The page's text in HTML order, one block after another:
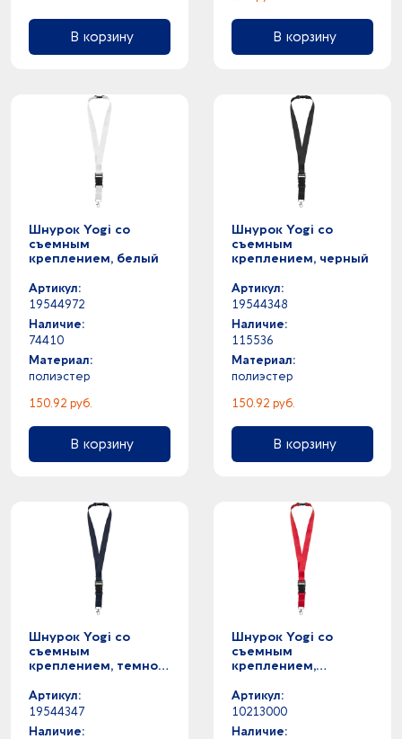
черный - 20
В корзину В корзину
Шнурок Yogi со
съемным
креплением, белый
Артикул:
19544972
Наличие:
74410
Материал:
полиэстер
150.92 руб.
В корзину
Шнурок Yogi со
съемным
креплением, черный
Артикул:
19544348
Наличие:
115536
Материал:
полиэстер
150.92 руб.
В корзину
Шнурок Yogi со
съемным
креплением, темно-
Артикул:
19544347
Наличие:
Шнурок Yogi со
съемным
креплением,
Артикул:
10213000
Наличие: